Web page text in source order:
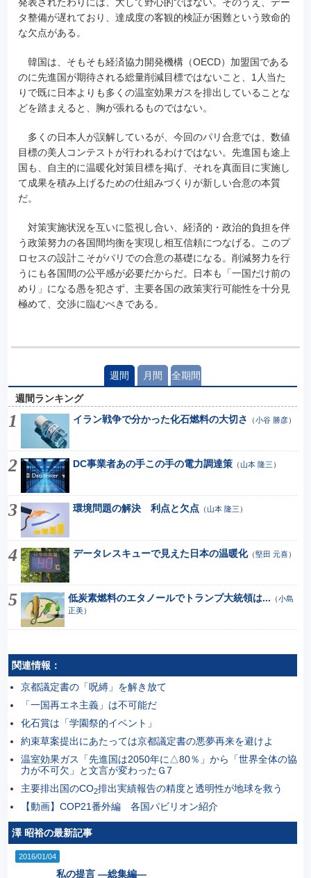
タ整備が遅れており、達成度の客観的検証が困難という致命的
な欠点がある。
韓国は、そもそも経済協力開発機構（OECD）加盟国である
のに先進国が期待される総量削減目標ではないこと、1人当た
りで既に日本よりも多くの温室効果ガスを排出していることな
どを踏まえると、胸が張れるものではない。
多くの日本人が誤解しているが、今回のパリ合意では、数値
目標の美人コンテストが行われるわけではない。先進国も途上
国も、自主的に温暖化対策目標を掲げ、それを真面目に実施し
て成果を積み上げるための仕組みづくりが新しい合意の本質
だ。
対策実施状況を互いに監視し合い、経済的・政治的負担を伴
う政策努力の各国間均衡を実現し相互信頼につなげる。このプ
ロセスの設計こそがパリでの合意の基礎になる。削減努力を行
うにも各国間の公平感が必要だからだ。日本も「一国だけ前の
めり」になる愚を犯さず、主要各国の政策実行可能性を十分見
極めて、交渉に臨むべきである。
週間 月間 全期間
週間ランキング
イラン戦争で分かった化石燃料の大切さ
（小谷 勝彦）
DC事業者あの手この手の電力調達策（山本 隆三 ）
環境問題の解決 利点と欠点 （山本 隆三 ）
データレスキューで見えた日本の温暖化（堅田 元喜）
低炭素燃料のエタノールでトランプ大統領は... （小島
正美）
関連情報：
京都議定書の「呪縛」を解き放て
「一国再エネ主義」は不可能だ
化石賞は「学園祭的イベント」
約束草案提出にあたっては京都議定書の悪夢再来を避けよ
温室効果ガス「先進国は2050年に△80％」から「世界全体の協
力が不可欠」と文言が変わったＧ7
主要排出国のCO2排出実績報告の精度と透明性が地球を救う
【動画】COP21番外編 各国パビリオン紹介
澤 昭裕の最新記事
2016/01/04
私の提言 ―総集編―